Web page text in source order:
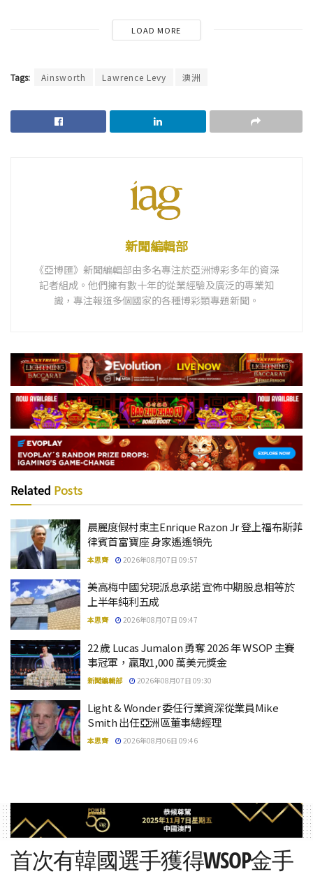
LOAD MORE
Tags: Ainsworth Lawrence Levy 澳洲
新聞編輯部
《亞博匯》新聞編輯部由多名專注於亞洲博彩多年的資深
記者組成。他們擁有數十年的從業經驗及廣泛的專業知
識，專注報道多個國家的各種博彩類專題新聞。
Related Posts
晨麗度假村東主Enrique Razon Jr 登上福布斯菲
律賓首富寶座 身家遙遙領先
本思齊 2026年08月07日 09:57
美高梅中國兌現派息承諾 宣佈中期股息相等於
上半年純利五成
本思齊 2026年08月07日 09:47
22 歲 Lucas Jumalon 勇奪 2026 年 WSOP 主賽
事冠軍，贏取1,000 萬美元獎金
新聞編輯部 2026年08月07日 09:30
Light & Wonder 委任行業資深從業員Mike
Smith 出任亞洲區董事總經理
本思齊 2026年08月06日 09:46
首次有韓國選手獲得WSOP金手